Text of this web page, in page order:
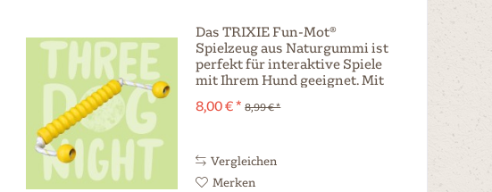
Das TRIXIE Fun-Mot®
Spielzeug aus Naturgummi ist
perfekt für interaktive Spiele
mit Ihrem Hund geeignet. Mit
schmerzfreien Halten dank des
Konter-Zugspiele. Einfach...
8,00 € * 8,99 € *
Vergleichen
Merken